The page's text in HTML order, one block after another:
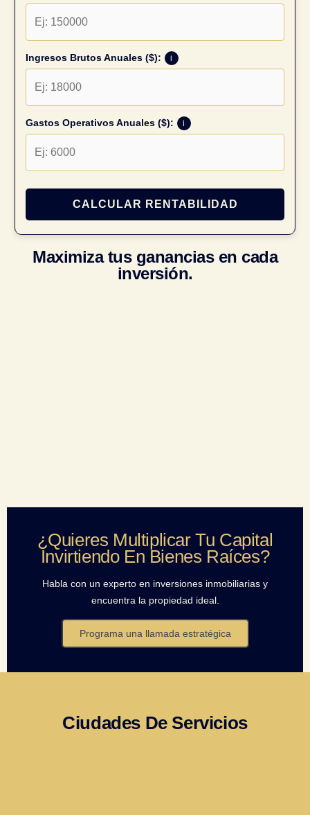
Ingresos Brutos Anuales ($): i
Gastos Operativos Anuales ($): i
CALCULAR RENTABILIDAD
Maximiza tus ganancias en cada
inversión.
¿Quieres Multiplicar Tu Capital
Invirtiendo En Bienes Raíces?
Habla con un experto en inversiones inmobiliarias y
encuentra la propiedad ideal.
Programa una llamada estratégica
Ciudades De Servicios